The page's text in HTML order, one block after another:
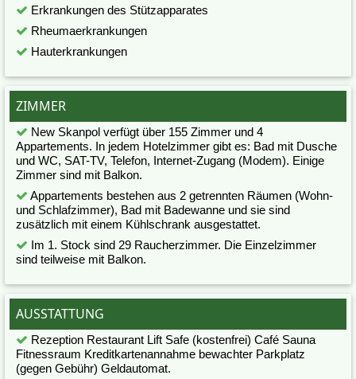
Erkrankungen des Stützapparates
Rheumaerkrankungen
Hauterkrankungen
ZIMMER
New Skanpol verfügt über 155 Zimmer und 4
Appartements. In jedem Hotelzimmer gibt es: Bad mit Dusche
und WC, SAT-TV, Telefon, Internet-Zugang (Modem). Einige
Zimmer sind mit Balkon.
Appartements bestehen aus 2 getrennten Räumen (Wohn-
und Schlafzimmer), Bad mit Badewanne und sie sind
zusätzlich mit einem Kühlschrank ausgestattet.
Im 1. Stock sind 29 Raucherzimmer. Die Einzelzimmer
sind teilweise mit Balkon.
AUSSTATTUNG
Rezeption Restaurant Lift Safe (kostenfrei) Café Sauna
Fitnessraum Kreditkartenannahme bewachter Parkplatz
(gegen Gebühr) Geldautomat.